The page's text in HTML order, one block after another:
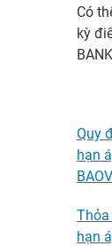
Có
kỳ
BANK
Quy
hạn
hạn